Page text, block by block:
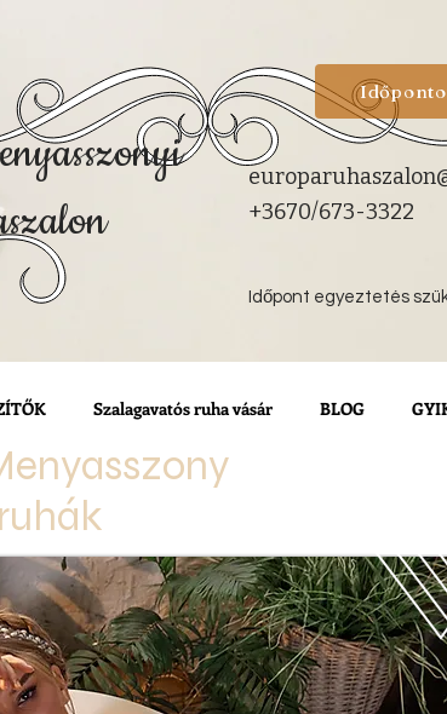
+3670/673-3322
Időpont egyeztetés
Szalagavatós ruha vásár BLOG